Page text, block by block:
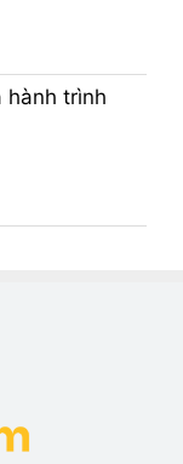
hành trình